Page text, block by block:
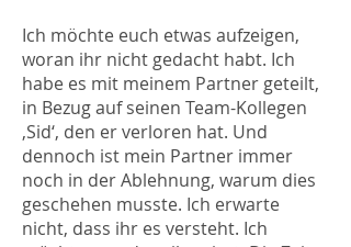
Ich möchte euch etwas aufzeigen,
woran ihr nicht gedacht habt. Ich
habe es mit meinem Partner geteilt,
in Bezug auf seinen Team-Kollegen
‚Sid‘, den er verloren hat. Und
dennoch ist mein Partner immer
noch in der Ablehnung, warum dies
geschehen musste. Ich erwarte
nicht, dass ihr es versteht. Ich